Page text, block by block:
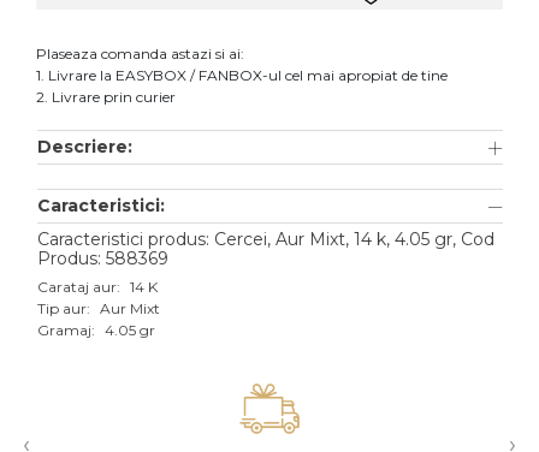
Accesorii
Aur alb
Aur roz
Aur mixt
18K
Plaseaza comanda astazi si ai:
1. Livrare la EASYBOX / FANBOX-ul cel mai apropiat de tine
2. Livrare prin curier
Descriere:
Caracteristici:
Caracteristici produs: Cercei, Aur Mixt, 14 k, 4.05 gr, Cod
Produs: 588369
Carataj aur: 14 K
Tip aur: Aur Mixt
Gramaj: 4.05 gr
‹ ›